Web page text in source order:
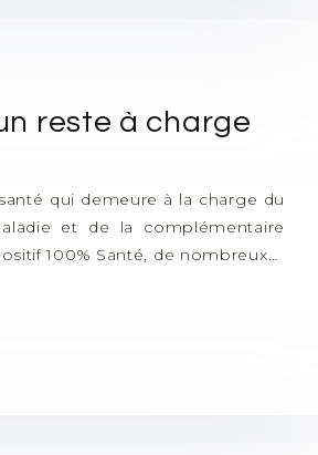
reste à charge
qui demeure à la charge du
et de la complémentaire
100% Santé, de nombreux…